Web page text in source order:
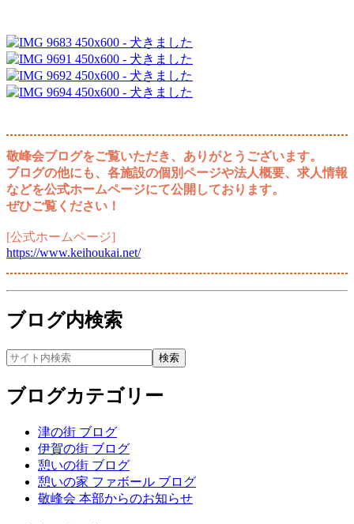
敬峰会ブログをご覧いただき、ありがとうございます。
ブログの他にも、各施設の個別ページや法人概要、求人情報
などを公式ホームページにて公開しております。
ぜひご覧ください！
[公式ホームページ]
https://www.keihoukai.net/
ブログ内検索
ブログカテゴリー
津の街 ブログ
伊賀の街 ブログ
憩いの街 ブログ
憩いの家 ファボール ブログ
敬峰会 本部からのお知らせ